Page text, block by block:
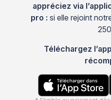
appréciez via
pro : si elle rejoint
Téléchargez